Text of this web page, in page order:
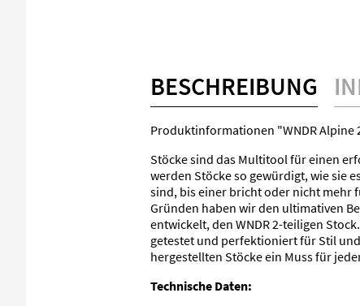
BESCHREIBUNG
Produktinformationen "WNDR Alpine
Stöcke sind das Multitool für einen
werden Stöcke so gewürdigt, wie sie
sind, bis einer bricht oder nicht mehr
Gründen haben wir den ultimativen
entwickelt, den WNDR 2-teiligen
getestet und perfektioniert für Stil
hergestellten Stöcke ein Muss für
Technische Daten: